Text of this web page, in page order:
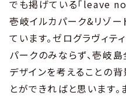
でも掲げている「leave
壱岐イルカパーク&リゾー
ています。ゼログラヴィテ
パークのみならず、壱岐
デザインを考えることの
とができればと思います